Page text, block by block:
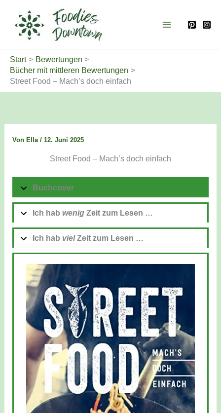
springen
Start
Bewertungen
Bücher mit mittleren Bewertungen
Street Food – Mach’s doch einfach
Von Ella / 12. Juni 2025
Street Food – Mach’s doch einfach
Buchcover
Ich hab wenigZeit zumLesen …
Ich hab vielZeit zum Lesen …